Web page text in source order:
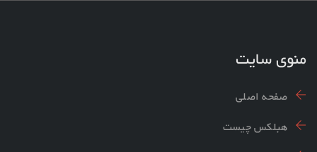
منوی سایت
صفحه اصلی
هبلکس چیست